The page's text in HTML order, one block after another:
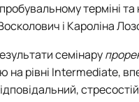
терміні
і Кароліна
семінару
на рівні Intermediate,